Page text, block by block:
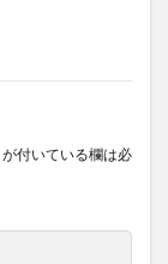
が付いている欄は必